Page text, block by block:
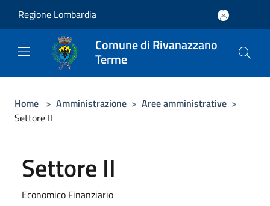
Regione Lombardia
Comune di Rivanazzano
Terme
Home > Amministrazione > Aree amministrative >
Settore II
Settore II
Economico Finanziario